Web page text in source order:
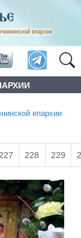
епархии
228 229